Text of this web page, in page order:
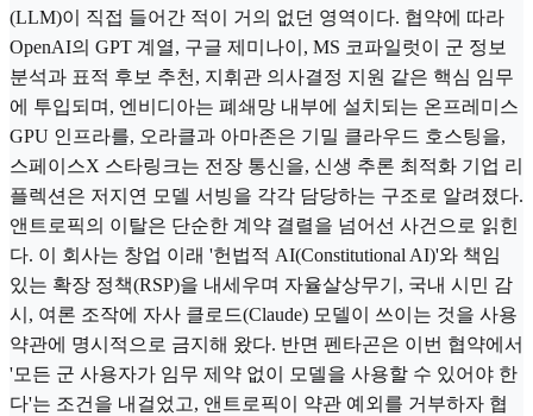
(LLM)이 직접 들어간 적이 거의 없던 영역이다. 협약에 따라
OpenAI의 GPT 계열, 구글 제미나이, MS 코파일럿이 군 정보
분석과 표적 후보 추천, 지휘관 의사결정 지원 같은 핵심 임무
에 투입되며, 엔비디아는 폐쇄망 내부에 설치되는 온프레미스
GPU 인프라를, 오라클과 아마존은 기밀 클라우드 호스팅을,
스페이스X 스타링크는 전장 통신을, 신생 추론 최적화 기업 리
플렉션은 저지연 모델 서빙을 각각 담당하는 구조로 알려졌다.
앤트로픽의 이탈은 단순한 계약 결렬을 넘어선 사건으로 읽힌
다. 이 회사는 창업 이래 '헌법적 AI(Constitutional AI)'와 책임
있는 확장 정책(RSP)을 내세우며 자율살상무기, 국내 시민 감
시, 여론 조작에 자사 클로드(Claude) 모델이 쓰이는 것을 사용
약관에 명시적으로 금지해 왔다. 반면 펜타곤은 이번 협약에서
'모든 군 사용자가 임무 제약 없이 모델을 사용할 수 있어야 한
다'는 조건을 내걸었고, 앤트로픽이 약관 예외를 거부하자 협